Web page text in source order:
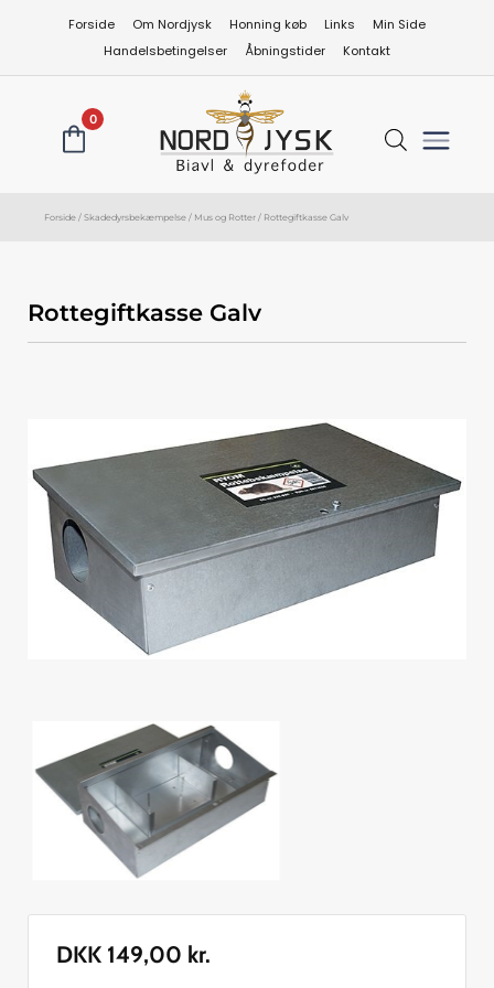
Forside Om Nordjysk Honning køb Links
Min Side
Handelsbetingelser
Åbningstider Kontakt
0
Forside / Skadedyrsbekæmpelse / Mus og Rotter / Rottegiftkasse Galv
Rottegiftkasse Galv
DKK 149,00 kr.